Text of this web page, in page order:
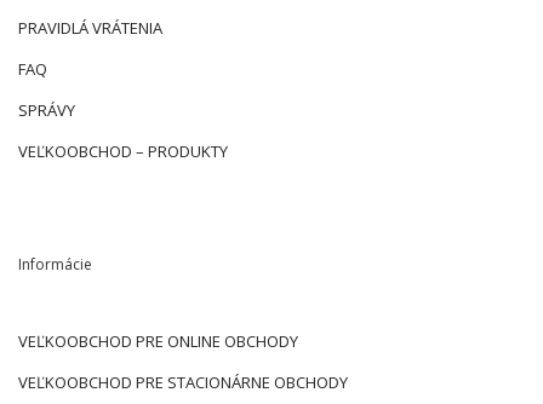
PRAVIDLÁ VRÁTENIA
FAQ
SPRÁVY
VEĽKOOBCHOD – PRODUKTY
Informácie
VEĽKOOBCHOD PRE ONLINE OBCHODY
VEĽKOOBCHOD PRE STACIONÁRNE OBCHODY